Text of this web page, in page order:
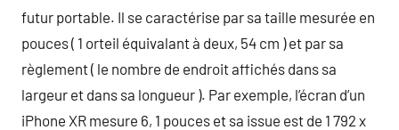
futur portable. Il se caractérise par sa taille mesurée en
pouces ( 1 orteil équivalant à deux, 54 cm ) et par sa
règlement ( le nombre de endroit affichés dans sa
largeur et dans sa longueur ). Par exemple, l’écran d’un
iPhone XR mesure 6, 1 pouces et sa issue est de 1 792 x